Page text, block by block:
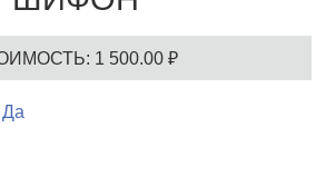
1 500.00 ₽
Да